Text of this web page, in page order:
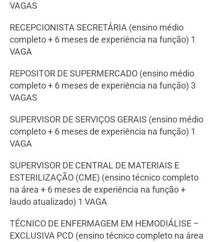
VAGAS
RECEPCIONISTA SECRETÁRIA (ensino médio
completo + 6 meses de experiência na função) 1
VAGA
REPOSITOR DE SUPERMERCADO (ensino médio
completo + 6 meses de experiência na função) 3
VAGAS
SUPERVISOR DE SERVIÇOS GERAIS (ensino médio
completo + 6 meses de experiência na função) 1
VAGA
SUPERVISOR DE CENTRAL DE MATERIAIS E
ESTERILIZAÇÃO (CME) (ensino técnico completo
na área + 6 meses de experiência na função +
laudo atualizado) 1 VAGA
TÉCNICO DE ENFERMAGEM EM HEMODIÁLISE –
EXCLUSIVA PCD (ensino técnico completo na área